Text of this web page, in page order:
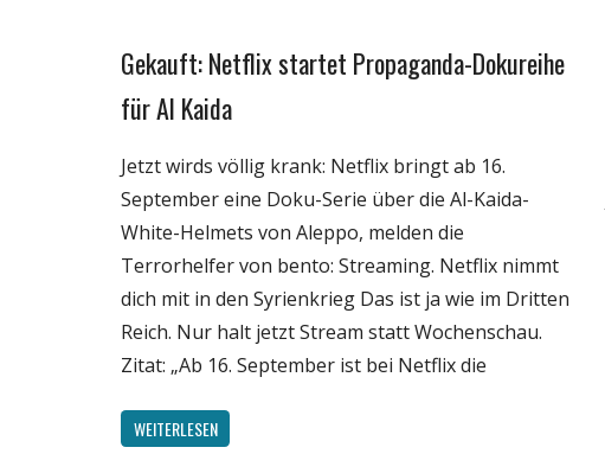
Gesellschaft
Medien
Wissenschaft
Gekauft: Netflix startet Propaganda-Dokureihe
für Al Kaida
Jetzt wirds völlig krank: Netflix bringt ab 16.
September eine Doku-Serie über die Al-Kaida-
White-Helmets von Aleppo, melden die
Terrorhelfer von bento: Streaming. Netflix nimmt
dich mit in den Syrienkrieg Das ist ja wie im Dritten
Reich. Nur halt jetzt Stream statt Wochenschau.
Zitat: „Ab 16. September ist bei Netflix die
WEITERLESEN